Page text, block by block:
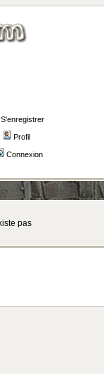
S'enregistrer
Profil
Connexion
pas